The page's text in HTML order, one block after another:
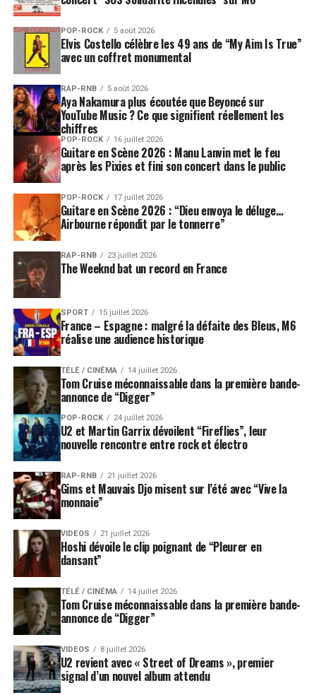
POP-ROCK 5 août 2026
Elvis Costello célèbre les 49 ans de “My Aim Is True”
avec un coffret monumental
RAP-RNB 5 août 2026
Aya Nakamura plus écoutée que Beyoncé sur
YouTube Music ? Ce que signifient réellement les
chiffres
POP-ROCK 16 juillet 2026
Guitare en Scène 2026 : Manu Lanvin met le feu
après les Pixies et fini son concert dans le public
POP-ROCK 17 juillet 2026
Guitare en Scène 2026 : “Dieu envoya le déluge…
Airbourne répondit par le tonnerre”
RAP-RNB 23 juillet 2026
The Weeknd bat un record en France
SPORT 15 juillet 2026
France – Espagne : malgré la défaite des Bleus, M6
réalise une audience historique
TÉLÉ / CINÉMA 14 juillet 2026
Tom Cruise méconnaissable dans la première bande-
annonce de “Digger”
POP-ROCK 24 juillet 2026
U2 et Martin Garrix dévoilent “Fireflies”, leur
nouvelle rencontre entre rock et électro
RAP-RNB 21 juillet 2026
Gims et Mauvais Djo misent sur l’été avec “Vive la
monnaie”
VIDEOS 21 juillet 2026
Hoshi dévoile le clip poignant de “Pleurer en
dansant”
TÉLÉ / CINÉMA 14 juillet 2026
Tom Cruise méconnaissable dans la première bande-
annonce de “Digger”
VIDEOS 8 juillet 2026
U2 revient avec « Street of Dreams », premier
signal d’un nouvel album attendu